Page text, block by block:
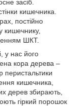
засіб.
кишечника.
постійно
кишечнику,
ШКТ.
у нас його
кора дерева –
перистальтики
кишечника,
дерев збирають,
гіркий порошок